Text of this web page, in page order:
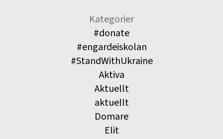
Kategorier
#donate
#engardeiskolan
#StandWithUkraine
Aktiva
Aktuellt
aktuellt
Domare
Elit